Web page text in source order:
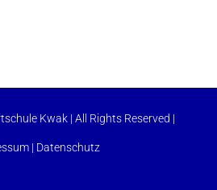
Kwak | All Rights Reserved |
| Datenschutz